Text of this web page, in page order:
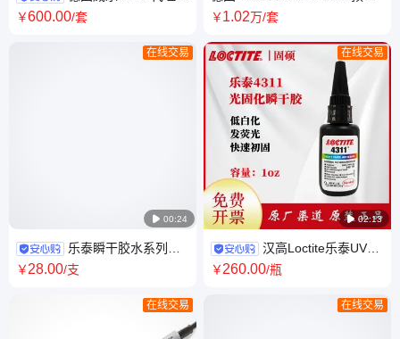
WSD71手机维修焊台可调温恒
￥600.00/套
 00:24
在线交易
乐泰瞬干胶水系列
4011 4013 4014 4031 4861
￥28.00/支
在线交易
板威乐数显恒温加热平台预热
￥1.02万/套
 02:13
在线交易
汉高Loctite乐泰UV胶
4311氰基丙烯酸乙酯紫外线液
￥260.00/瓶
在线交易